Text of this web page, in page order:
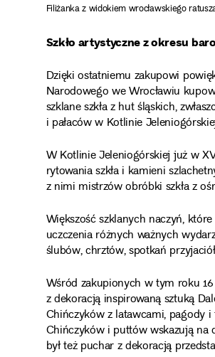
Filiżanka z widokiem wrocławskiego
Szkło artystyczne z okresu
Dzięki ostatniemu zakupowi
Narodowego we Wrocławiu
szklane szkła z hut śląskich,
i pałaców w Kotlinie
W Kotlinie Jeleniogórskiej już w
rytowania szkła i kamieni
z nimi mistrzów obróbki szkła z
Większość szklanych naczyń,
uczczenia różnych ważnych
ślubów, chrztów, spotkań
Wśród zakupionych w tym roku
z dekoracją inspirowaną sztuką
Chińczyków z latawcami, pagody
Chińczyków i puttów wskazują na
był też puchar z dekoracją